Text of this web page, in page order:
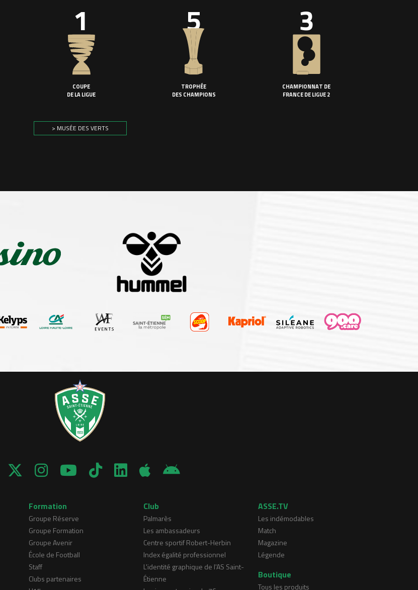
1
COUPE
DE LA LIGUE
5
TROPHÉE
DES CHAMPIONS
3
CHAMPIONNAT DE
FRANCE DE LIGUE 2
> MUSÉE DES VERTS
Formation
Groupe Réserve
Groupe Formation
Groupe Avenir
École de Football
Staff
Clubs partenaires
Club
Palmarès
Les ambassadeurs
Centre sportif Robert-Herbin
Index égalité professionnel
L'identité graphique de l'AS Saint-
Étienne
ASSE.TV
Les indémodables
Match
Magazine
Légende
Boutique
Tous les produits